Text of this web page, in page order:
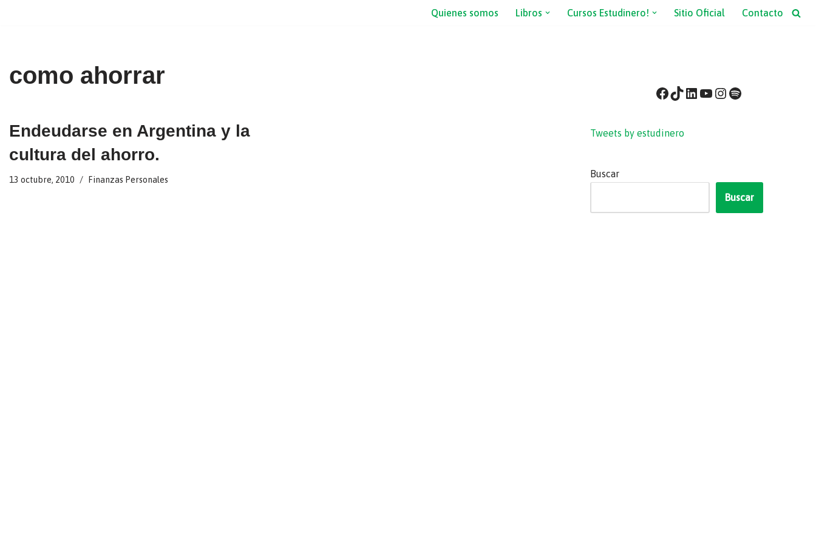
Quienes somos Libros Cursos Estudinero! Sitio Oficial Contacto
como ahorrar
Endeudarse en Argentina y la
cultura del ahorro.
13 octubre, 2010 Finanzas Personales
Tweets by estudinero
Buscar
Buscar